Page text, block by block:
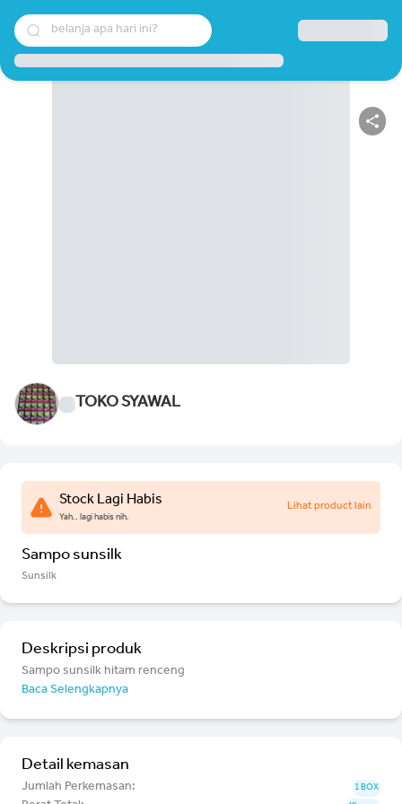
belanja apa hari ini?
TOKO SYAWAL
Stock Lagi Habis
Yah.. lagi habis nih.
Lihat product lain
Sampo sunsilk
Sunsilk
Deskripsi produk
Sampo sunsilk hitam renceng
Baca Selengkapnya
Detail kemasan
Jumlah Perkemasan: 1 BOX